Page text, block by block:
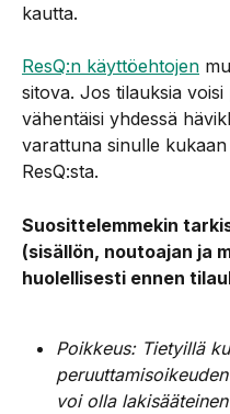
kautta.
ResQ:n käyttöehtojen
sitova. Jos tilauksia
vähentäisi yhdessä
varattuna sinulle
ResQ:sta.
Suosittelemmekin
(sisällön, noutoajan ja
huolellisesti ennen
Poikkeus: Tietyillä
voi olla